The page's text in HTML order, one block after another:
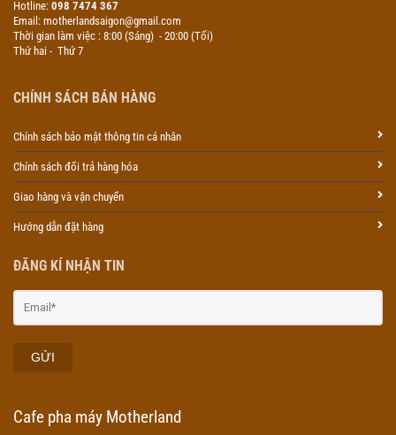
Cafe pha máy Motherland
Hotline: 098 7474 367
Email: motherlandsaigon@gmail.com
Thời gian làm việc : 8:00 (Sáng) - 20:00 (Tối)
Thứ hai - Thứ 7
CHÍNH SÁCH BÁN HÀNG
Chính sách bảo mật thông tin cá nhân
Chính sách đổi trả hàng hóa
Giao hàng và vận chuyển
Hướng dẫn đặt hàng
ĐĂNG KÍ NHẬN TIN
GỬI